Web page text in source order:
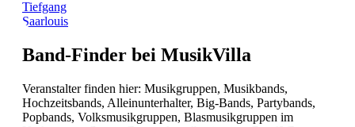
Tiefgang
Saarlouis
Band-Finder bei MusikVilla
Veranstalter finden hier: Musikgruppen, Musikbands,
Hochzeitsbands, Alleinunterhalter, Big-Bands, Partybands,
Popbands, Volksmusikgruppen, Blasmusikgruppen im